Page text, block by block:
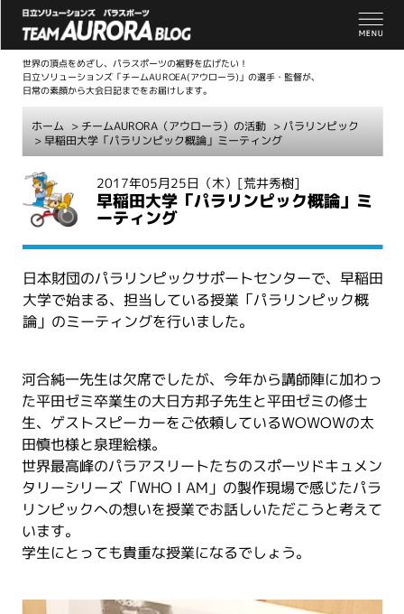
世界の頂点をめざし、パラスポーツの裾野を広げたい！
日立ソリューションズ「チームAUROEA(アウローラ)」の選手・監督が、
日常の素顔から大会日記までをお届けします。
ホーム > チームAURORA（アウローラ）の活動 >パラリンピック
> 早稲田大学「パラリンピック概論」ミーティング
2017年05月25日（木） [荒井秀樹]
早稲田大学「パラリンピック概論」ミ
ーティング
日本財団のパラリンピックサポートセンターで、早稲田
大学で始まる、担当している授業「パラリンピック概
論」のミーティングを行いました。
河合純一先生は欠席でしたが、今年から講師陣に加わっ
た平田ゼミ卒業生の大日方邦子先生と平田ゼミの修士
生、ゲストスピーカーをご依頼しているWOWOWの太
田慎也様と泉理絵様。
世界最高峰のパラアスリートたちのスポーツドキュメン
タリーシリーズ「WHO I AM」の製作現場で感じたパラ
リンピックへの想いを授業でお話しいただこうと考えて
います。
学生にとっても貴重な授業になるでしょう。